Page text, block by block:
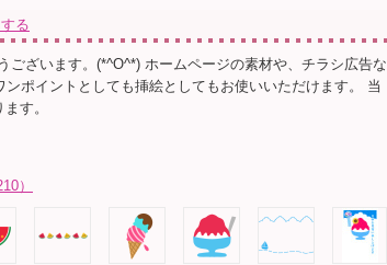
る
ございます。(*^O^*) ホームページの素材や、チラシ広告な
ポイントとしても挿絵としてもお使いいただけます。 当
す。
）